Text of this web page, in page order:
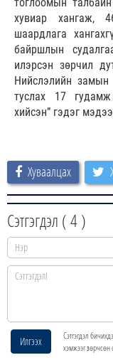
хувиар хангаж,
шаардлага
байршлын
илэрсэн зөрчил
Нийслэлийн замын
туслах 17
хийсэн” гэдэг
Хуваалцах
Сэтгэгдэл (4)
Илгээх
Сэтгэгдэл
хэмжээг зөрчсөн